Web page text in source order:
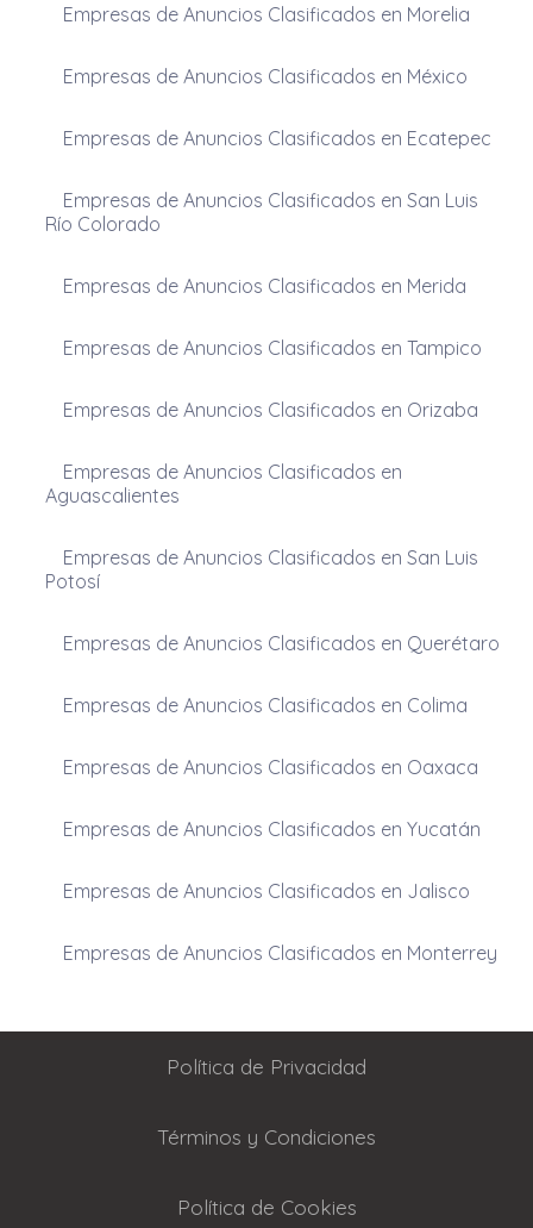
Empresas de Anuncios Clasificados en Morelia
Empresas de Anuncios Clasificados en México
Empresas de Anuncios Clasificados en Ecatepec
Empresas de Anuncios Clasificados en San Luis
Río Colorado
Empresas de Anuncios Clasificados en Merida
Empresas de Anuncios Clasificados en Tampico
Empresas de Anuncios Clasificados en Orizaba
Empresas de Anuncios Clasificados en
Aguascalientes
Empresas de Anuncios Clasificados en San Luis
Potosí
Empresas de Anuncios Clasificados en Querétaro
Empresas de Anuncios Clasificados en Colima
Empresas de Anuncios Clasificados en Oaxaca
Empresas de Anuncios Clasificados en Yucatán
Empresas de Anuncios Clasificados en Jalisco
Empresas de Anuncios Clasificados en Monterrey
Política de Privacidad
Términos y Condiciones
Política de Cookies